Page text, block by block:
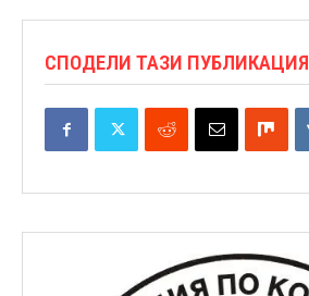
СПОДЕЛИ ТАЗИ ПУБЛИКАЦИЯ